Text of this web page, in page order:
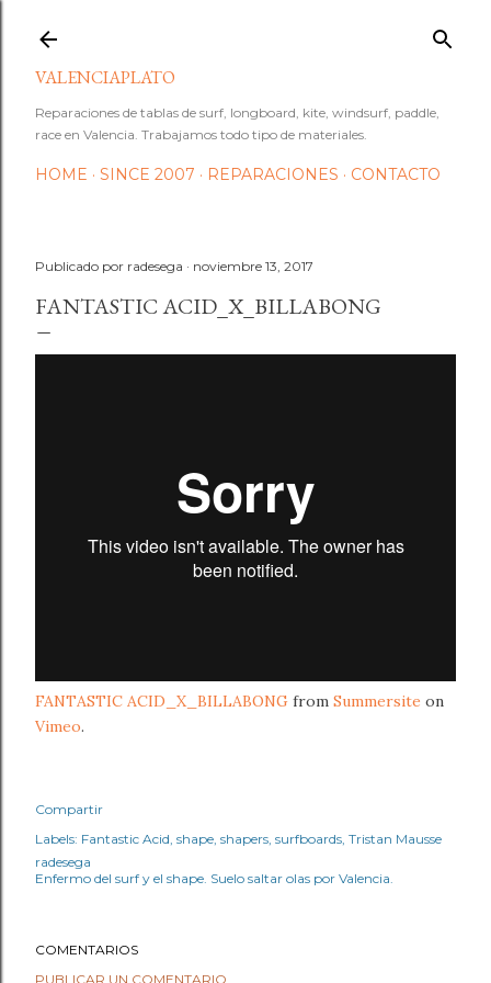
VALENCIAPLATO
Reparaciones de tablas de surf, longboard, kite, windsurf, paddle,
race en Valencia. Trabajamos todo tipo de materiales.
HOME SINCE 2007 REPARACIONES CONTACTO
Publicado por radesega noviembre 13, 2017
FANTASTIC ACID_X_BILLABONG
FANTASTIC ACID_X_BILLABONG from Summersite on
Vimeo.
Compartir
Labels: Fantastic Acid shape shapers surfboards Tristan Mausse
radesega
Enfermo del surf y el shape. Suelo saltar olas por Valencia.
COMENTARIOS
PUBLICAR UN COMENTARIO